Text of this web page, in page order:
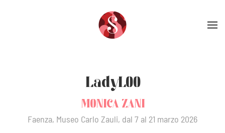
Skip to main content
LadyLOO
MONICA ZANI
Faenza, Museo Carlo Zauli, dal 7 al 21 marzo 2026